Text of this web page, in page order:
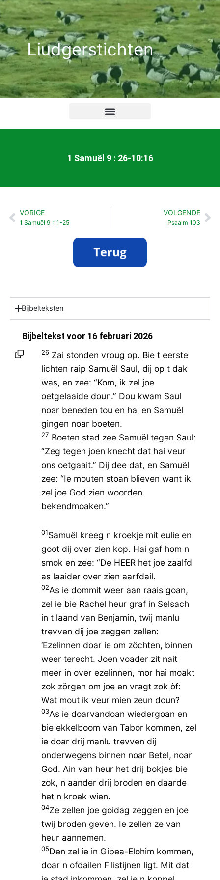
Ga
naar
de
inhoudLiudgerstichten
1 Samuël 9 : 26-10:16
Vorige
VORIGE
1 Samuël 9 :11-25
VOLGENDE
Psaalm 103
Bijbelteksten
Bijbeltekst voor 16 februari 2026
26Zai stonden vroug op. Bie t eerste
lichten raip Samuël Saul, dij op t dak
was, en zee: “Kom, ik zel joe
oetgelaaide doun.” Dou kwam Saul
noar beneden tou en hai en Samuël
gingen noar boeten.
27 Boeten stad zee Samuël tegen Saul:
“Zeg tegen joen knecht dat hai veur
ons oetgaait.” Dij dee dat, en Samuël
zee: “Ie mouten stoan blieven want ik
zel joe God zien woorden
bekendmoaken.”
01Samuël kreeg n kroekje mit eulie en
goot dij over zien kop. Hai gaf hom n
smok en zee: “De HEER het joe zaalfd
as laaider over zien aarfdail.
02As ie dommit weer aan raais goan,
zel ie bie Rachel heur graf in Selsach
in t laand van Benjamin, twij manlu
trevven dij joe zeggen zellen:
‘Ezelinnen doar ie om zöchten, binnen
weer terecht. Joen voader zit nait
meer in over ezelinnen, mor hai moakt
zok zörgen om joe en vragt zok òf:
Wat mout ik veur mien zeun doun?
03As ie doarvandoan wiedergoan en
bie ekkelboom van Tabor kommen, zel
ie doar drij manlu trevven dij
onderwegens binnen noar Betel, noar
God. Ain van heur het drij bokjes bie
zok, n aander drij broden en daarde
het n kroek wien.
04Ze zellen joe goidag zeggen en joe
twij broden geven. Ie zellen ze van
heur aannemen.
05Den zel ie in Gibea-Elohim kommen,
doar n ofdailen Filistijnen ligt. Mit dat